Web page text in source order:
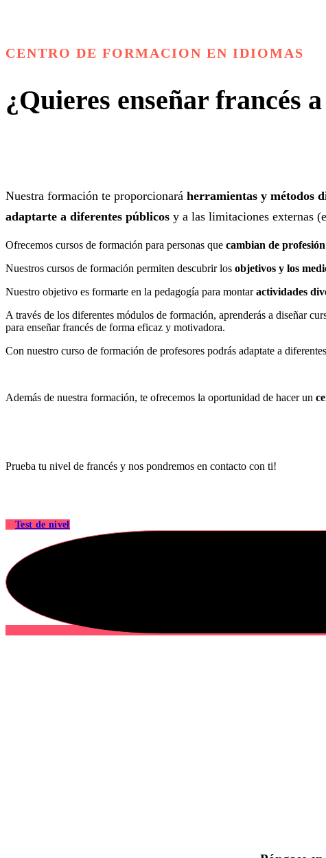
CENTRO DE FORMACION EN IDIOMAS
¿Quieres enseñar francés
Nuestra formación te proporcionará herramientas y métodos
adaptarte a diferentes públicos y a las limitaciones externas
Ofrecemos cursos de formación para personas que cambian de profesión
Nuestros cursos de formación permiten descubrir los objetivos y los
Nuestro objetivo es formarte en la pedagogía para montaractividades
A través de los diferentes módulos de formación, aprenderás a diseñar
para enseñar francés de forma eficaz y motivadora.
Con nuestro curso de formación de profesores podrás adaptate a
Además de nuestra formación, te ofrecemos la oportunidad de hacer un
Prueba tu nivel de francés y nos pondremos en contacto con ti!
Test de nivel